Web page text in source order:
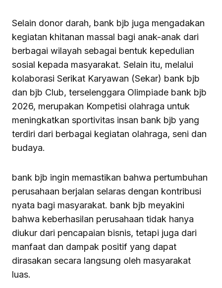
Selain donor darah, bank bjb juga mengadakan
kegiatan khitanan massal bagi anak-anak dari
berbagai wilayah sebagai bentuk kepedulian
sosial kepada masyarakat. Selain itu, melalui
kolaborasi Serikat Karyawan (Sekar) bank bjb
dan bjb Club, terselenggara Olimpiade bank bjb
2026, merupakan Kompetisi olahraga untuk
meningkatkan sportivitas insan bank bjb yang
terdiri dari berbagai kegiatan olahraga, seni dan
budaya.
bank bjb ingin memastikan bahwa pertumbuhan
perusahaan berjalan selaras dengan kontribusi
nyata bagi masyarakat. bank bjb meyakini
bahwa keberhasilan perusahaan tidak hanya
diukur dari pencapaian bisnis, tetapi juga dari
manfaat dan dampak positif yang dapat
dirasakan secara langsung oleh masyarakat
luas.